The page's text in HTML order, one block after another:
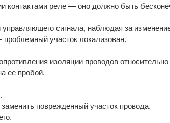
контактами реле — оно должно быть
сигнала, наблюдая за
участок локализован.
изоляции проводов
ее пробой.
поврежденный участок провода.